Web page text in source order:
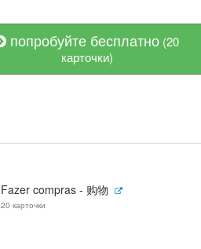
попробуйте бесплатно (20
карточки)
Fazer compras - 购物
20 карточки